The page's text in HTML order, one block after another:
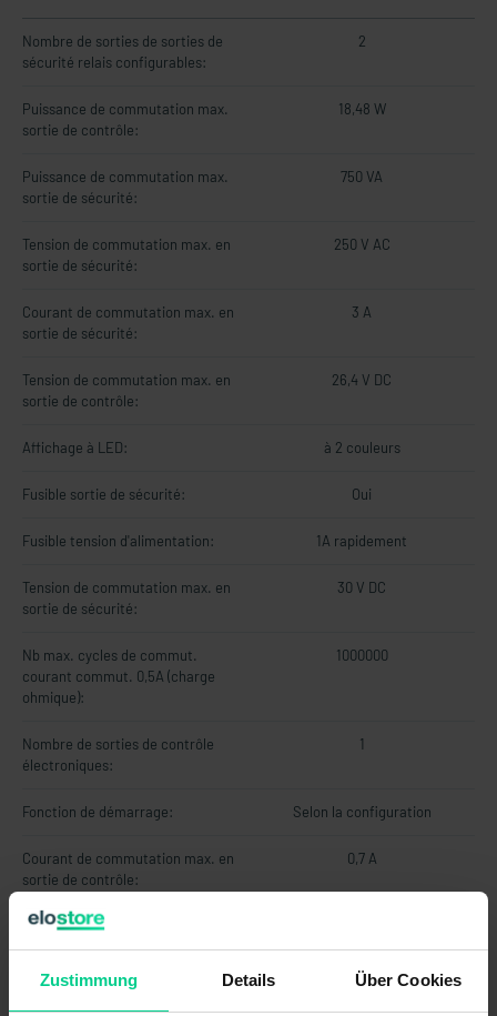
Zustimmung Details Über Cookies
Nombre de sorties de sorties de
sécurité relais configurables:
2
Puissance de commutation max.
sortie de contrôle:
18,48 W
Puissance de commutation max.
sortie de sécurité:
750 VA
Tension de commutation max. en
sortie de sécurité:
250 V AC
Courant de commutation max. en
sortie de sécurité:
3 A
Tension de commutation max. en
sortie de contrôle:
26,4 V DC
Affichage à LED: à 2 couleurs
Fusible sortie de sécurité: Oui
Fusible tension d'alimentation: 1A rapidement
Tension de commutation max. en
sortie de sécurité:
30 V DC
Nb max. cycles de commut.
courant commut. 0,5A (charge
ohmique):
1000000
Nombre de sorties de contrôle
électroniques:
1
Fonction de démarrage: Selon la configuration
Courant de commutation max. en
sortie de contrôle:
0,7 A
Tension d'alimentation min.:
Entrée EDM/démarrage: